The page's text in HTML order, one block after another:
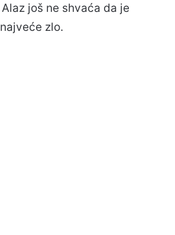
još ne shvaća da je
zlo.